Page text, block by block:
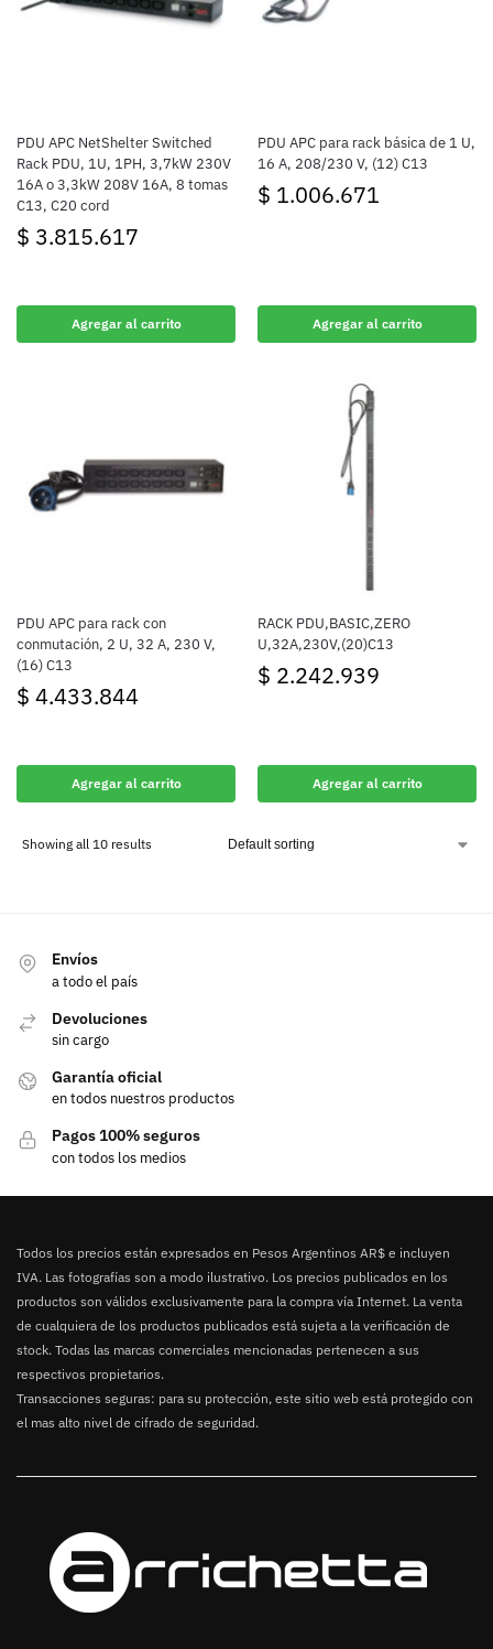
PDU APC NetShelter Switched
Rack PDU, 1U, 1PH, 3,7kW 230V
16A o 3,3kW 208V 16A, 8 tomas
C13, C20 cord
$ 3.815.617
Agregar al carrito
PDU APC para rack básica de 1 U,
16 A, 208/230 V, (12) C13
$ 1.006.671
Agregar al carrito
PDU APC para rack con
conmutación, 2 U, 32 A, 230 V,
(16) C13
$ 4.433.844
Agregar al carrito
RACK PDU,BASIC,ZERO
U,32A,230V,(20)C13
$ 2.242.939
Agregar al carrito
Showing all 10 results
Envíos
a todo el país
Devoluciones
sin cargo
Garantía oficial
en todos nuestros productos
Pagos 100% seguros
con todos los medios
Todos los precios están expresados en Pesos Argentinos AR$ e incluyen
IVA. Las fotografías son a modo ilustrativo. Los precios publicados en los
productos son válidos exclusivamente para la compra vía Internet. La venta
de cualquiera de los productos publicados está sujeta a la verificación de
stock. Todas las marcas comerciales mencionadas pertenecen a sus
respectivos propietarios.
Transacciones seguras: para su protección, este sitio web está protegido con
el mas alto nivel de cifrado de seguridad.